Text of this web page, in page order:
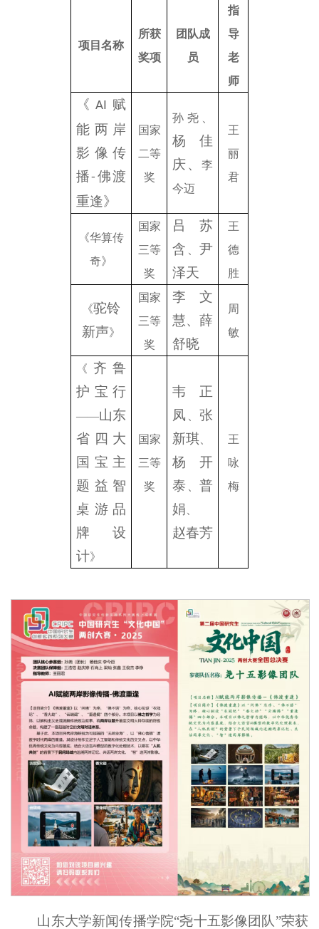
项目名称
所获
奖项
团队成
员
指
导
老
师
《 AI 赋
能两岸
影像传
播- 佛渡
重逢》
国家
二等
奖
孙尧、
杨佳
庆、
李
今迈
王
丽
君
《华算传
奇》
国家
三等
奖
吕苏
含
尹
泽天
王
德
胜
《驼铃
新声》
国家
三等
奖
李文
慧、薛
舒晓
周
敏
《 齐鲁
护宝 行
——山东
省四大
国宝主
题益智
桌游品
牌设
计》
国家
三等
奖
韦正
凤
张
新琪
杨开
泰
普
娟
赵春芳
王
咏
梅
山东大学新闻传播学院“尧十五影像团队”荣获